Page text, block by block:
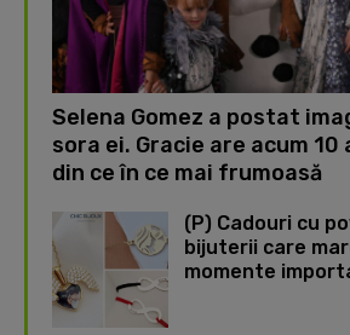
Selena Gomez a postat
sora ei. Gracie are acum 10
din ce în ce mai frumoasă
(P) Cadouri cu
bijuterii care
momente